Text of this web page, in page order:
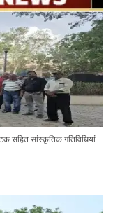
सहित सांस्कृतिक गतिविधियां